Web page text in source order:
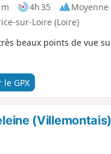
4h 35
Moyenne
sur-Loire (Loire)
beaux points de vue
GPX
(Villemontais)